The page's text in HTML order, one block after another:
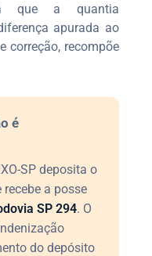
que a quantia
apurada ao
correção, recompõe
é
SP deposita o
a posse
SP 294. O
do depósito